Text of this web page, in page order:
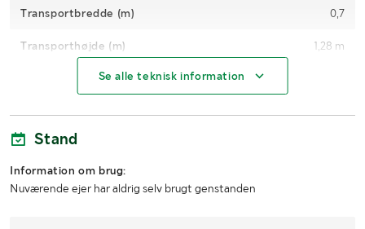
Transportbredde (m) 0,7
Transporthøjde (m) 1,28 m
Transportlængde (m)Se alle teknisk information
Stand
Information om brug:
Nuværende ejer har aldrig selv brugt genstanden